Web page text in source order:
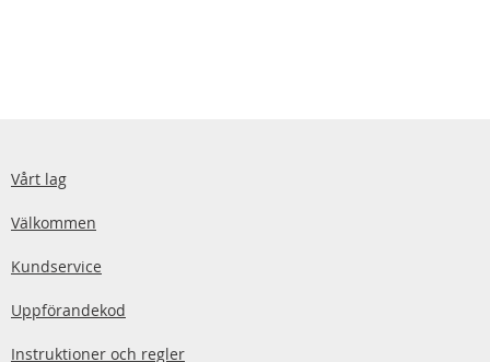
Vårt lag
Välkommen
Kundservice
Uppförandekod
Instruktioner och regler